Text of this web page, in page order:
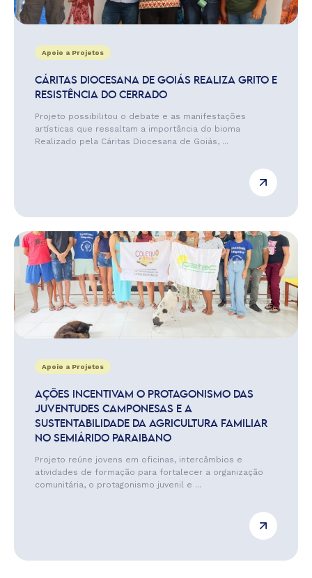
Apoio a Projetos
CÁRITAS DIOCESANA DE GOIÁS REALIZA GRITO E
RESISTÊNCIA DO CERRADO
Projeto possibilitou o debate e as manifestações
artísticas que ressaltam a importância do bioma
Realizado pela Cáritas Diocesana de Goiás, ...
Apoio a Projetos
AÇÕES INCENTIVAM O PROTAGONISMO DAS
JUVENTUDES CAMPONESAS E A
SUSTENTABILIDADE DA AGRICULTURA FAMILIAR
NO SEMIÁRIDO PARAIBANO
Projeto reúne jovens em oficinas, intercâmbios e
atividades de formação para fortalecer a organização
comunitária, o protagonismo juvenil e ...